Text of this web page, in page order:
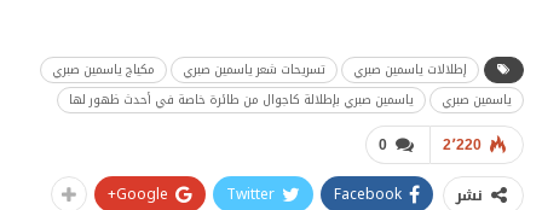
إطلالات ياسمين صبري تسريحات شعر ياسمين صبري
مكياج ياسمين صبري
ياسمين صبري
ياسمين صبري بإطلالة كاجوال من طائرة خاصة في أحدث ظهور لها
0 2٬220
نشر Facebook
Twitter
Google+